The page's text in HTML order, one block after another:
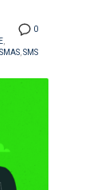
0
,
SMAS,SMS